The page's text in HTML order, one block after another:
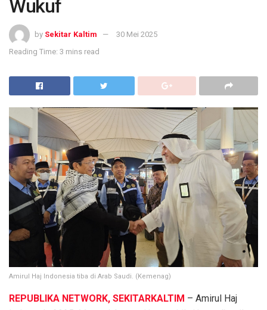
Wukuf
by Sekitar Kaltim
30 Mei 2025
Reading Time: 3 mins read
Amirul Haj Indonesia tiba di Arab Saudi. (Kemenag)
REPUBLIKA NETWORK, SEKITARKALTIM – Amirul Haj